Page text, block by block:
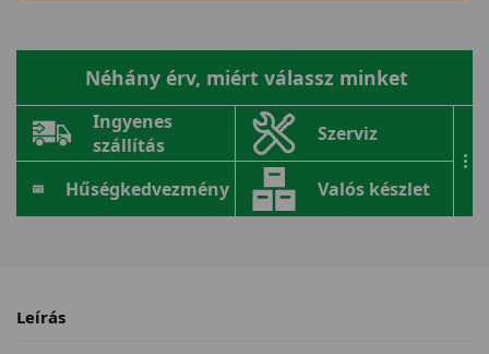
Néhány érv, miért válassz minket
Ingyenes
szállítás
Szerviz
Hűségkedvezmény Valós készlet
...
Leírás